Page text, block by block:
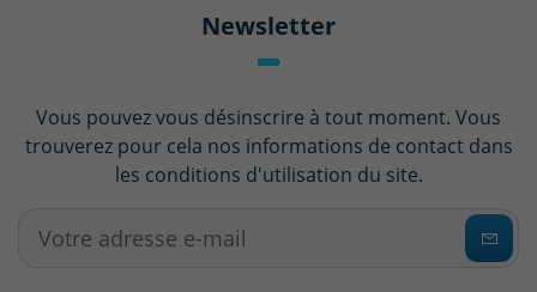
Newsletter
Vous pouvez vous désinscrire à tout moment. Vous
trouverez pour cela nos informations de contact dans
les conditions d'utilisation du site.